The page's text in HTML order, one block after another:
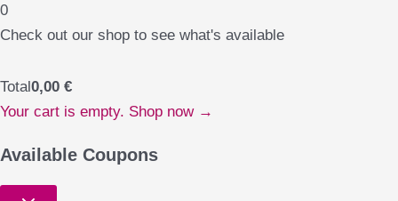
0
Check out our shop to see what's available
Total0,00 €
Your cart is empty. Shop now →
Available Coupons